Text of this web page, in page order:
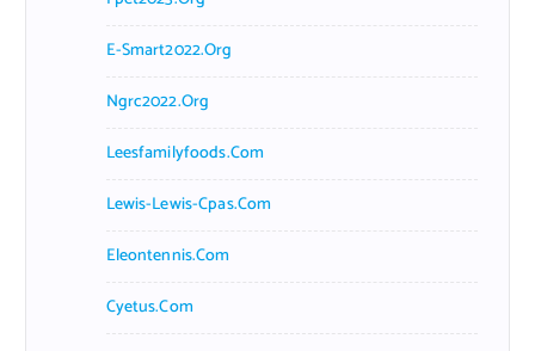
E-Smart2022.org
Ngrc2022.org
Leesfamilyfoods.com
Lewis-Lewis-Cpas.com
Eleontennis.com
Cyetus.com